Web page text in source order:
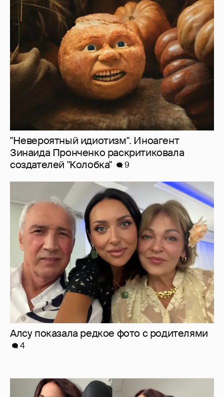
"Невероятный идиотизм". Иноагент
Зинаида Пронченко раскритиковала
создателей "Колобка"
9
Алсу показала редкое фото с родителями
4